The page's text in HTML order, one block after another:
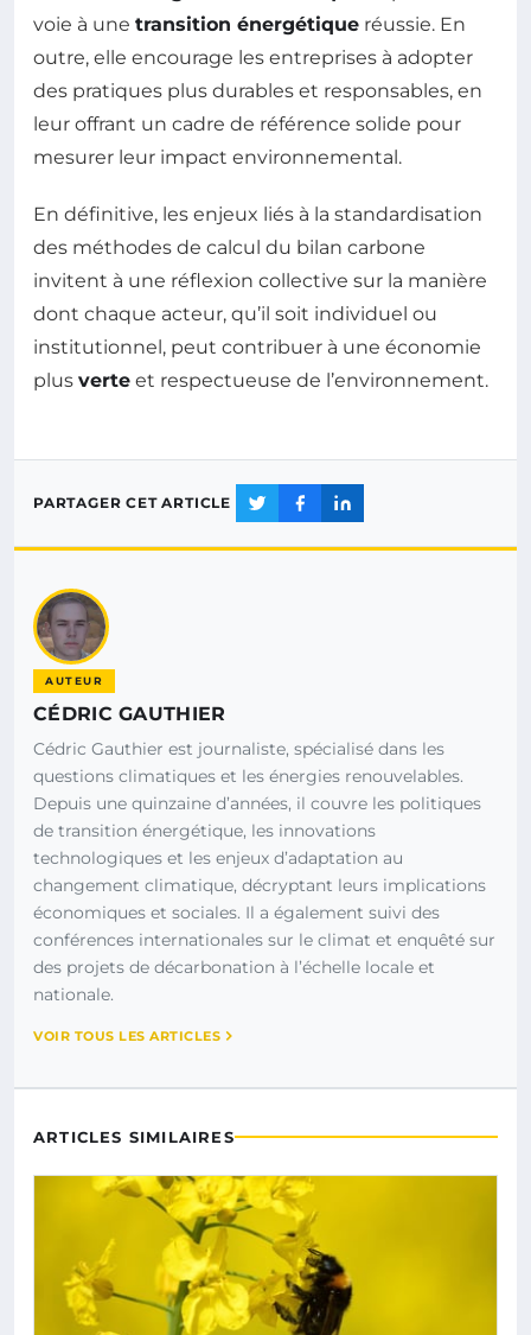
voie à une transition énergétique réussie. En
outre, elle encourage les entreprises à adopter
des pratiques plus durables et responsables, en
leur offrant un cadre de référence solide pour
mesurer leur impact environnemental.
En définitive, les enjeux liés à la standardisation
des méthodes de calcul du bilan carbone
invitent à une réflexion collective sur la manière
dont chaque acteur, qu’il soit individuel ou
institutionnel, peut contribuer à une économie
plus verte et respectueuse de l’environnement.
PARTAGER CET ARTICLE
AUTEUR
CÉDRIC GAUTHIER
Cédric Gauthier est journaliste, spécialisé dans les
questions climatiques et les énergies renouvelables.
Depuis une quinzaine d’années, il couvre les politiques
de transition énergétique, les innovations
technologiques et les enjeux d’adaptation au
changement climatique, décryptant leurs implications
économiques et sociales. Il a également suivi des
conférences internationales sur le climat et enquêté sur
des projets de décarbonation à l’échelle locale et
nationale.
VOIR TOUS LES ARTICLES
ARTICLES SIMILAIRES